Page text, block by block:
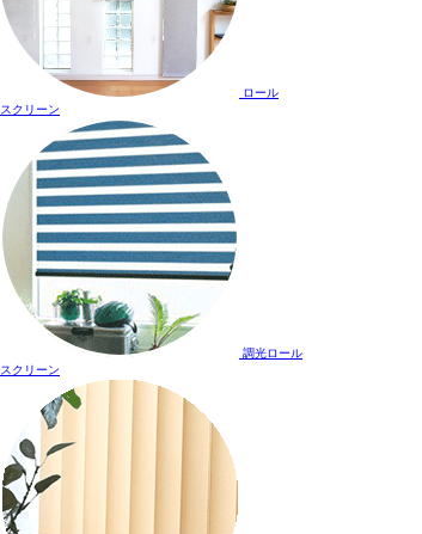
ロール
スクリーン
調光ロール
スクリーン